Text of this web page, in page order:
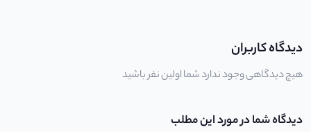
دیدگاه کاربران
هیچ دیدگاهی وجود ندارد شما اولین نفر باشید
دیدگاه شما در مورد این مطلب